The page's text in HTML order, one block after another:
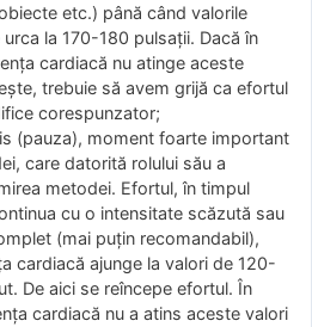
etc.) până când valorile
la 170-180 pulsaţii. Dacă în
cardiacă nu atinge aceste
trebuie să avem grijă ca efortul
corespunzator;
(pauza), moment foarte important
care datorită rolului său a
metodei. Efortul, în timpul
cu o intensitate scăzută sau
(mai puţin recomandabil),
cardiacă ajunge la valori de 120-
De aici se reîncepe efortul. În
cardiacă nu a atins aceste valori